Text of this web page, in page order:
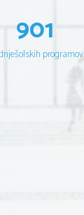
901
programov